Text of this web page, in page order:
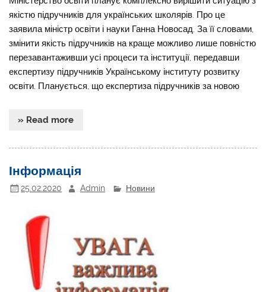
якістю підручників для українських школярів. Про це
заявила міністр освіти і науки Ганна Новосад. За її словами,
змінити якість підручників на краще можливо лише повністю
перезавантаживши усі процеси та інституції, передавши
експертизу підручників Українському інституту розвитку
освіти. Планується, що експертиза підручників за новою
» Read more
Інформація
25.02.2020 Admin Новини